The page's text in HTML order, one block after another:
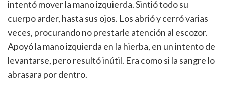
intentó mover la mano izquierda. Sintió todo su
cuerpo arder, hasta sus ojos. Los abrió y cerró varias
veces, procurando no prestarle atención al escozor.
Apoyó la mano izquierda en la hierba, en un intento de
levantarse, pero resultó inútil. Era como si la sangre lo
abrasara por dentro.